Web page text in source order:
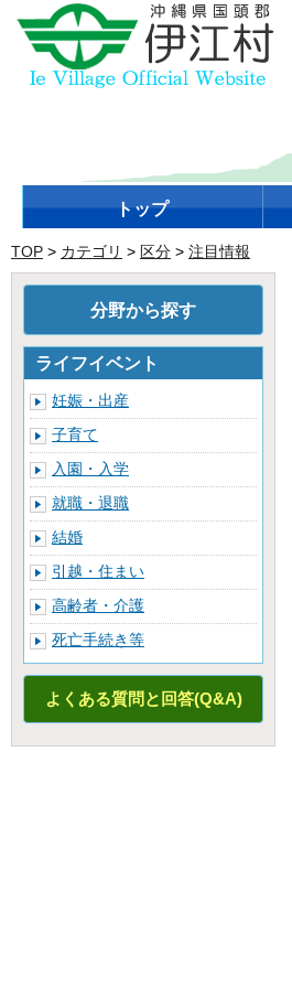
トップ
TOP > カテゴリ > 区分 > 注目情報
分野から探す
ライフイベント
妊娠・出産
子育て
入園・入学
就職・退職
結婚
引越・住まい
高齢者・介護
死亡手続き等
よくある質問と回答(Q&A)